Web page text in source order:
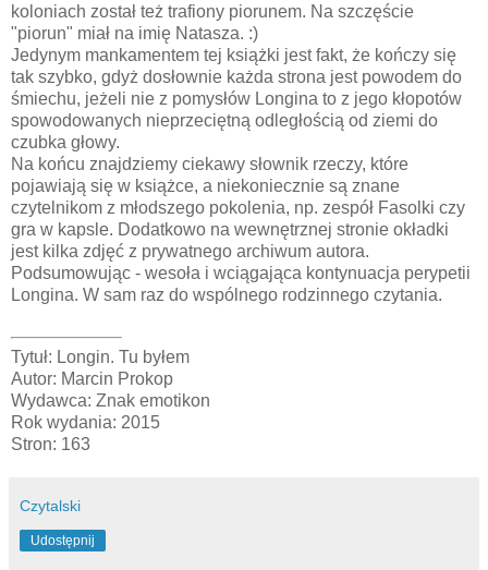
koloniach został też trafiony piorunem. Na szczęście
"piorun" miał na imię Natasza. :)
Jedynym mankamentem tej książki jest fakt, że kończy się
tak szybko, gdyż dosłownie każda strona jest powodem do
śmiechu, jeżeli nie z pomysłów Longina to z jego kłopotów
spowodowanych nieprzeciętną odległością od ziemi do
czubka głowy.
Na końcu znajdziemy ciekawy słownik rzeczy, które
pojawiają się w książce, a niekoniecznie są znane
czytelnikom z młodszego pokolenia, np. zespół Fasolki czy
gra w kapsle. Dodatkowo na wewnętrznej stronie okładki
jest kilka zdjęć z prywatnego archiwum autora.
Podsumowując - wesoła i wciągająca kontynuacja perypetii
Longina. W sam raz do wspólnego rodzinnego czytania.
Tytuł: Longin. Tu byłem
Autor: Marcin Prokop
Wydawca: Znak emotikon
Rok wydania: 2015
Stron: 163
Czytalski
Udostępnij